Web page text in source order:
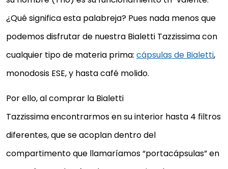
¿Qué significa esta palabreja? Pues nada menos que
podemos disfrutar de nuestra Bialetti Tazzissima con
cualquier tipo de materia prima: cápsulas de Bialetti,
monodosis ESE, y hasta café molido.
Por ello, al comprar la Bialetti
Tazzissima encontrarmos en su interior hasta 4 filtros
diferentes, que se acoplan dentro del
compartimento que llamaríamos “portacápsulas” en